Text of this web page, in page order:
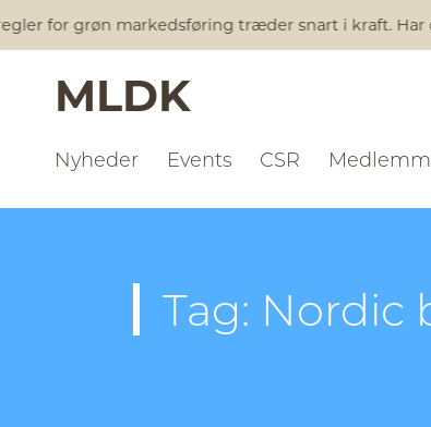
for grøn markedsføring træder snart i kraft. Har
MLDK
Nyheder Events CSR
Tag: Nordic